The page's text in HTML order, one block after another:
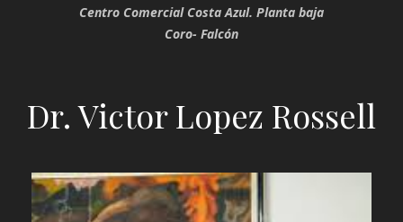
Centro Comercial Costa Azul. Planta baja
Coro- Falcón
Dr. Victor Lopez Rossell